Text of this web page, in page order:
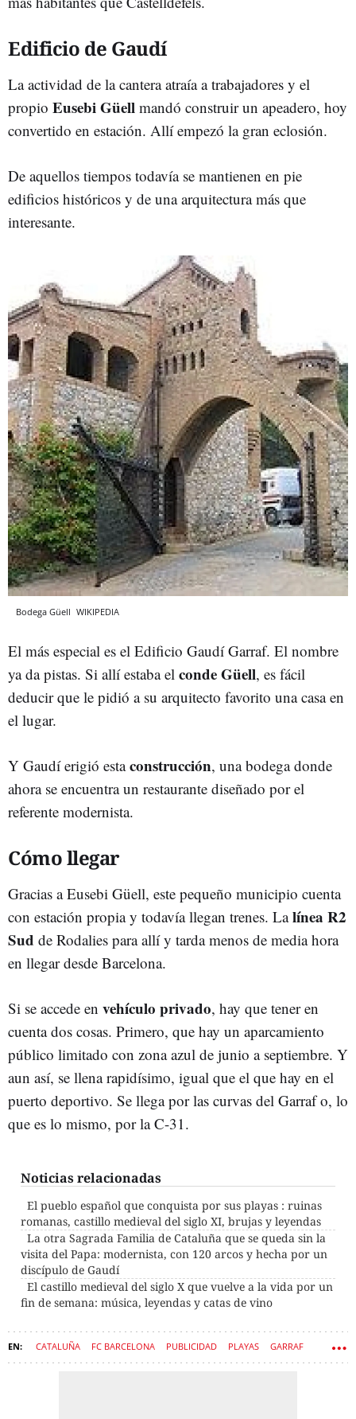
Edificio de Gaudí
La actividad de la cantera atraía a trabajadores y el
propio Eusebi Güell mandó construir un apeadero, hoy
convertido en estación. Allí empezó la gran eclosión.
De aquellos tiempos todavía se mantienen en pie
edificios históricos y de una arquitectura más que
interesante.
Bodega Güell WIKIPEDIA
El más especial es el Edificio Gaudí Garraf. El nombre
ya da pistas. Si allí estaba el conde Güell, es fácil
deducir que le pidió a su arquitecto favorito una casa en
el lugar.
Y Gaudí erigió estaconstrucción, una bodega donde
ahora se encuentra un restaurante diseñado por el
referente modernista.
Cómo llegar
Gracias a Eusebi Güell, este pequeño municipio cuenta
con estación propia y todavía llegan trenes. Lalínea R2
Sud de Rodalies para allí y tarda menos de media hora
en llegar desde Barcelona.
Si se accede en vehículo privado, hay que tener en
cuenta dos cosas. Primero, que hay un aparcamiento
público limitado con zona azul de junio a septiembre. Y
aun así, se llena rapidísimo, igual que el que hay en el
puerto deportivo. Se llega por las curvas del Garraf o, lo
que es lo mismo, por la C-31.
Noticias relacionadas
El pueblo español que conquista por sus playas : ruinas
romanas, castillo medieval del siglo XI, brujas y leyendas
La otra Sagrada Familia de Cataluña que se queda sin la
visita del Papa: modernista, con 120 arcos y hecha por un
discípulo de Gaudí
El castillo medieval del siglo X que vuelve a la vida por un
fin de semana: música, leyendas y catas de vino
CATALUÑA FC BARCELONA PUBLICIDAD PLAYAS GARRAF